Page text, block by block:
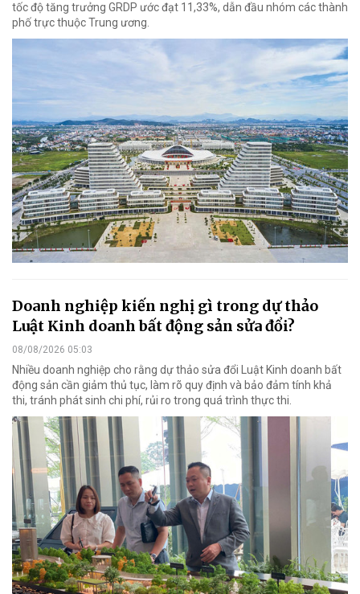
tốc độ tăng trưởng GRDP ước đạt 11,33%, dẫn đầu nhóm các thành
phố trực thuộc Trung ương.
Doanh nghiệp kiến nghị gì trong dự thảo
Luật Kinh doanh bất động sản sửa đổi?
08/08/2026 05:03
Nhiều doanh nghiệp cho rằng dự thảo sửa đổi Luật Kinh doanh bất
động sản cần giảm thủ tục, làm rõ quy định và bảo đảm tính khả
thi, tránh phát sinh chi phí, rủi ro trong quá trình thực thi.